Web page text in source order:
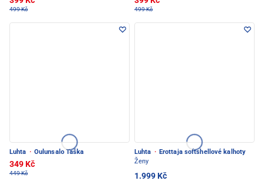
499 Kč 499 Kč
Luhta · Oulunsalo Taška
349 Kč
449 Kč
Luhta · Erottaja softshellové kalhoty
Ženy
1.999 Kč